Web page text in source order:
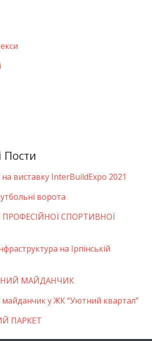
Пости
виставку InterBuildExpo 2021
ворота
ПРОФЕСІЙНОЇ СПОРТИВНОЇ
на Ірпінській
МАЙДАНЧИК
у ЖК “Уютний квартал”
ПАРКЕТ